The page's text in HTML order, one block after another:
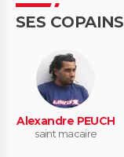
SES COPAINS
Alexandre PEUCH
saint macaire